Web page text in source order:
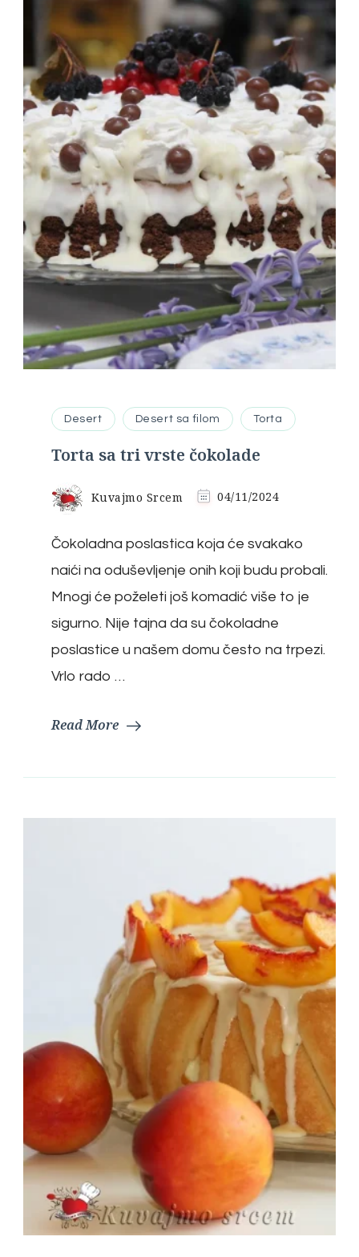
Desert Desert sa filom Torta
Torta sa tri vrste čokolade
Kuvajmo Srcem 04/11/2024
Čokoladna poslastica koja će svakako
naići na oduševljenje onih koji budu probali.
Mnogi će poželeti još komadić više to je
sigurno. Nije tajna da su čokoladne
poslastice u našem domu često na trpezi.
Vrlo rado …
Read More